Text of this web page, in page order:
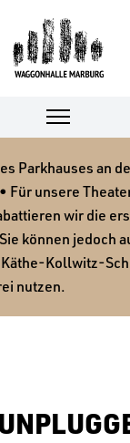
Parkhauses an
Für unsere
wir die
können jedoch
Kollwitz-
nutzen.